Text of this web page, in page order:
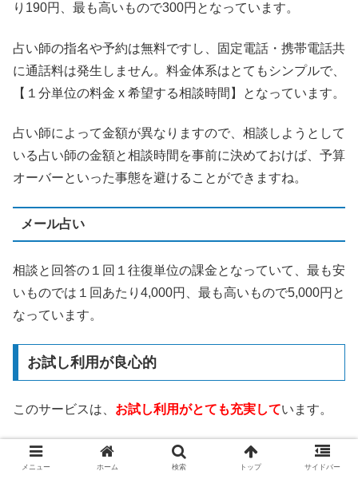
り190円、最も高いもので300円となっています。
占い師の指名や予約は無料ですし、固定電話・携帯電話共
に通話料は発生しません。料金体系はとてもシンプルで、
【１分単位の料金 x 希望する相談時間】となっています。
占い師によって金額が異なりますので、相談しようとして
いる占い師の金額と相談時間を事前に決めておけば、予算
オーバーといった事態を避けることができますね。
メール占い
相談と回答の１回１往復単位の課金となっていて、最も安
いものでは１回あたり4,000円、最も高いもので5,000円と
なっています。
お試し利用が良心的
このサービスは、 お試し利用がとても充実しています。
3,000円分の無料相談ポイント
メニュー ホーム 検索 トップ サイドバー